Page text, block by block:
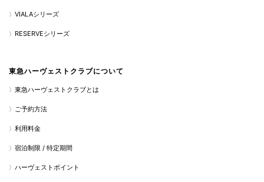
VIALAシリーズ
RESERVEシリーズ
東急ハーヴェストクラブについて
東急ハーヴェストクラブとは
ご予約方法
利用料金
宿泊制限 / 特定期間
ハーヴェストポイント